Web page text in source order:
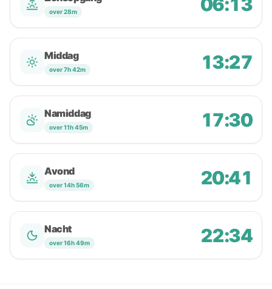
over 28m
Middag
over 7h 42m 13:27
Namiddag
over 11h 45m 17:30
Avond
over 14h 56m 20:41
Nacht
over 16h 49m 22:34